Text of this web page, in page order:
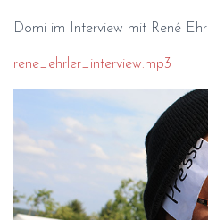
Domi im Interview mit René
rene_ehrler_interview.mp3